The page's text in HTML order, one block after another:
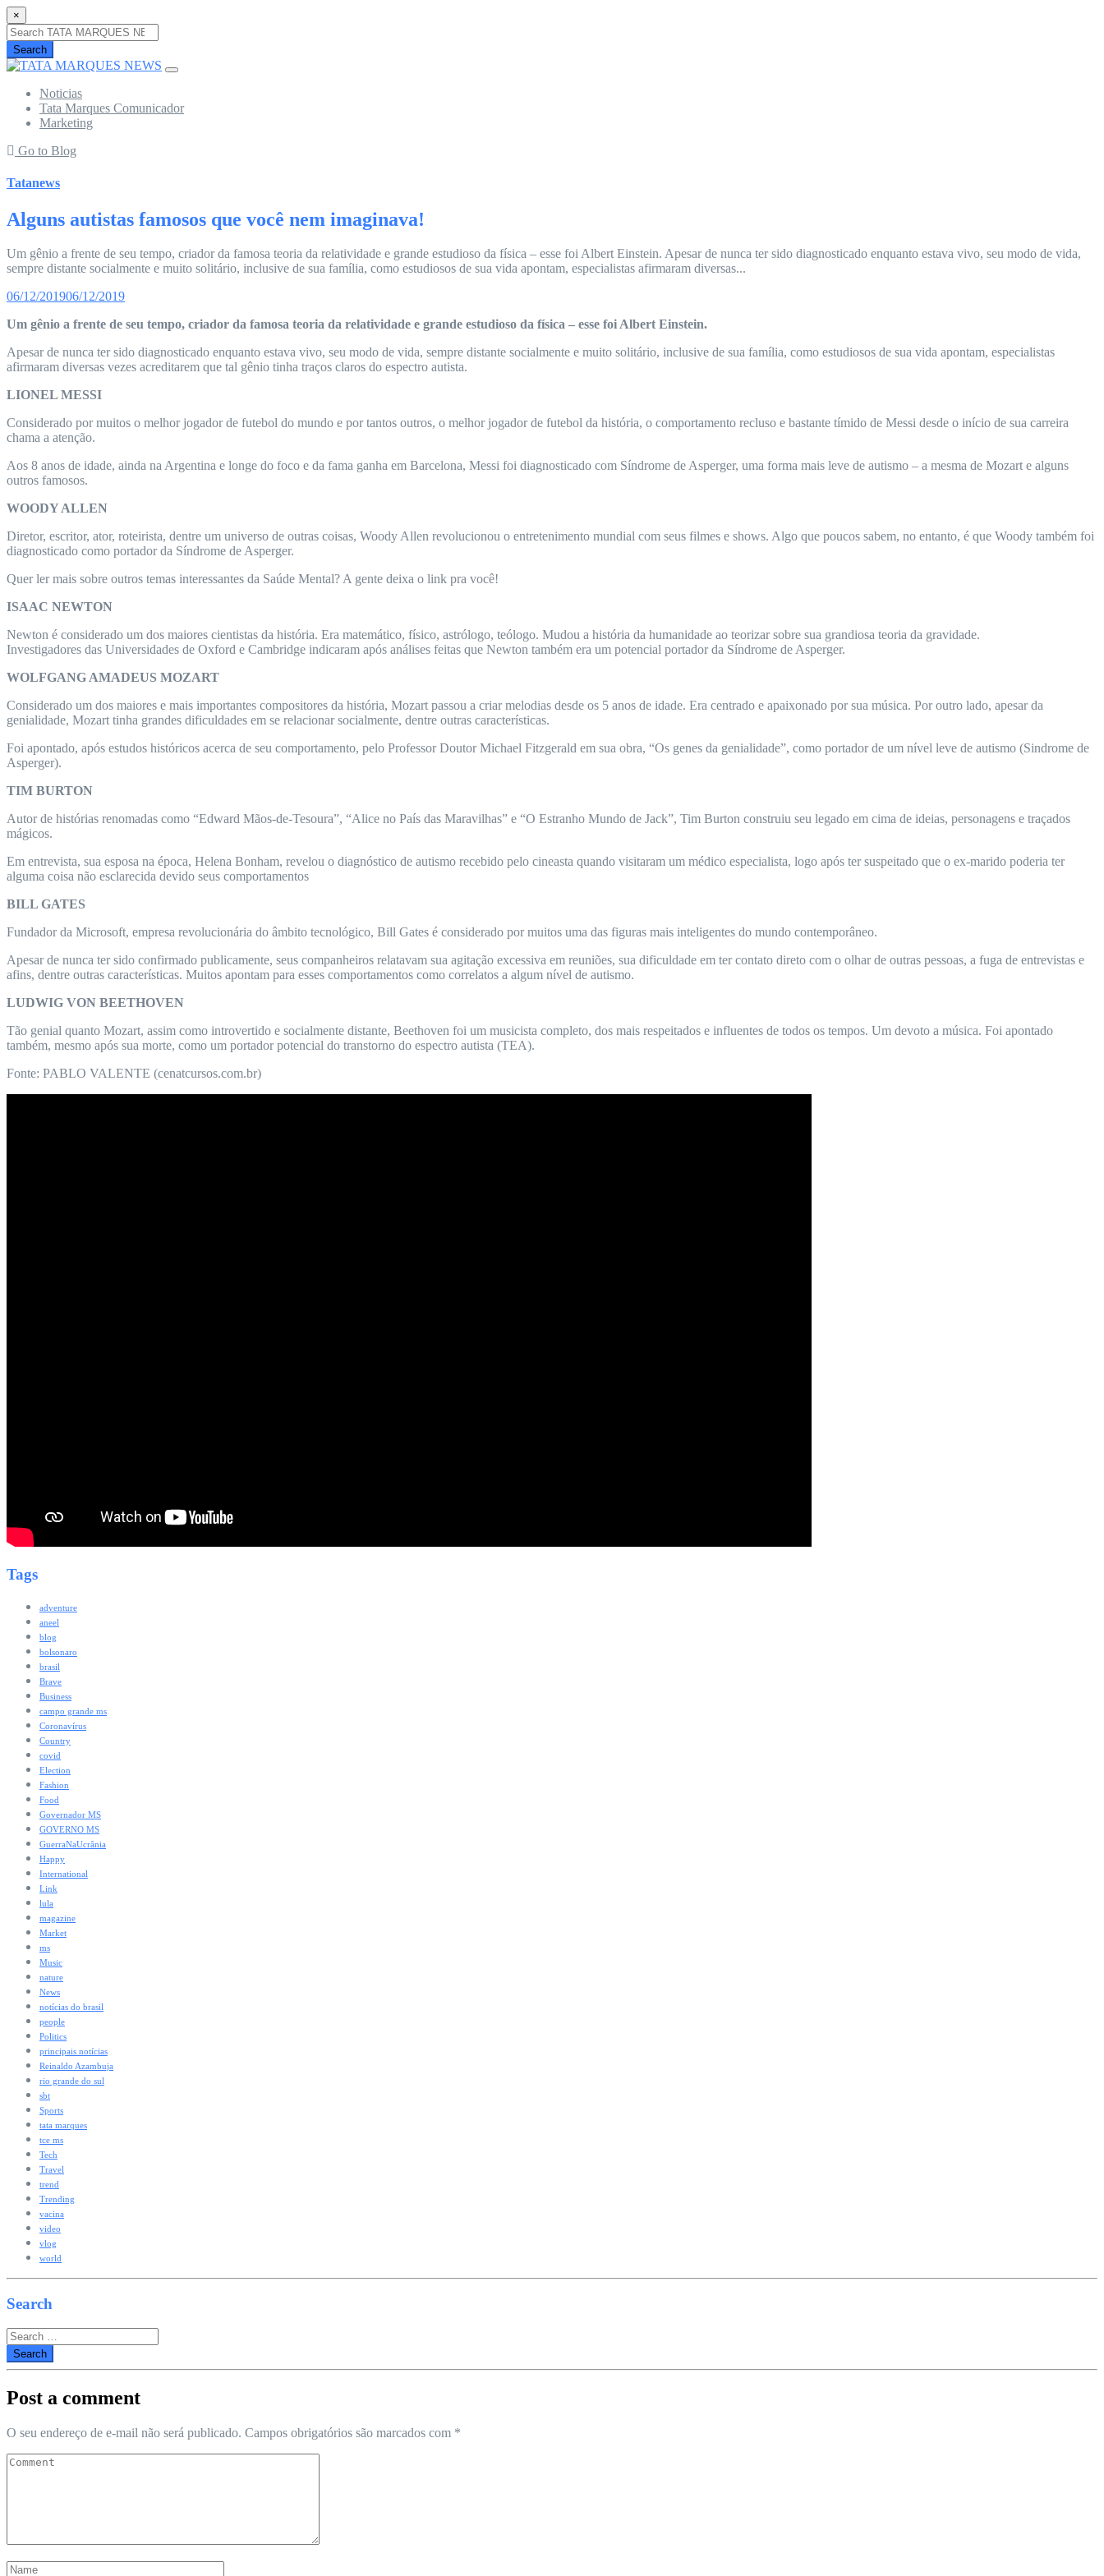
×
Search
Noticias
Tata Marques Comunicador
Marketing
Go to Blog
Tatanews
Alguns autistas famosos que você nem imaginava!
Um gênio a frente de seu tempo, criador da famosa teoria da relatividade e grande estudioso da física – esse foi Albert Einstein. Apesar de nunca ter sido diagnosticado enquanto estava vivo, seu modo de vida,
sempre distante socialmente e muito solitário, inclusive de sua família, como estudiosos de sua vida apontam, especialistas afirmaram diversas...
06/12/201906/12/2019
Um gênio a frente de seu tempo, criador da famosa teoria da relatividade e grande estudioso da física – esse foi Albert Einstein.
Apesar de nunca ter sido diagnosticado enquanto estava vivo, seu modo de vida, sempre distante socialmente e muito solitário, inclusive de sua família, como estudiosos de sua vida apontam, especialistas
afirmaram diversas vezes acreditarem que tal gênio tinha traços claros do espectro autista.
LIONEL MESSI
Considerado por muitos o melhor jogador de futebol do mundo e por tantos outros, o melhor jogador de futebol da história, o comportamento recluso e bastante tímido de Messi desde o início de sua carreira
chama a atenção.
Aos 8 anos de idade, ainda na Argentina e longe do foco e da fama ganha em Barcelona, Messi foi diagnosticado com Síndrome de Asperger, uma forma mais leve de autismo – a mesma de Mozart e alguns
outros famosos.
WOODY ALLEN
Diretor, escritor, ator, roteirista, dentre um universo de outras coisas, Woody Allen revolucionou o entretenimento mundial com seus filmes e shows. Algo que poucos sabem, no entanto, é que Woody também foi
diagnosticado como portador da Síndrome de Asperger.
Quer ler mais sobre outros temas interessantes da Saúde Mental? A gente deixa o link pra você!
ISAAC NEWTON
Newton é considerado um dos maiores cientistas da história. Era matemático, físico, astrólogo, teólogo. Mudou a história da humanidade ao teorizar sobre sua grandiosa teoria da gravidade.
Investigadores das Universidades de Oxford e Cambridge indicaram após análises feitas que Newton também era um potencial portador da Síndrome de Asperger.
WOLFGANG AMADEUS MOZART
Considerado um dos maiores e mais importantes compositores da história, Mozart passou a criar melodias desde os 5 anos de idade. Era centrado e apaixonado por sua música. Por outro lado, apesar da
genialidade, Mozart tinha grandes dificuldades em se relacionar socialmente, dentre outras características.
Foi apontado, após estudos históricos acerca de seu comportamento, pelo Professor Doutor Michael Fitzgerald em sua obra, “Os genes da genialidade”, como portador de um nível leve de autismo (Sindrome de
Asperger).
TIM BURTON
Autor de histórias renomadas como “Edward Mãos-de-Tesoura”, “Alice no País das Maravilhas” e “O Estranho Mundo de Jack”, Tim Burton construiu seu legado em cima de ideias, personagens e traçados
mágicos.
Em entrevista, sua esposa na época, Helena Bonham, revelou o diagnóstico de autismo recebido pelo cineasta quando visitaram um médico especialista, logo após ter suspeitado que o ex-marido poderia ter
alguma coisa não esclarecida devido seus comportamentos
BILL GATES
Fundador da Microsoft, empresa revolucionária do âmbito tecnológico, Bill Gates é considerado por muitos uma das figuras mais inteligentes do mundo contemporâneo.
Apesar de nunca ter sido confirmado publicamente, seus companheiros relatavam sua agitação excessiva em reuniões, sua dificuldade em ter contato direto com o olhar de outras pessoas, a fuga de entrevistas e
afins, dentre outras características. Muitos apontam para esses comportamentos como correlatos a algum nível de autismo.
LUDWIG VON BEETHOVEN
Tão genial quanto Mozart, assim como introvertido e socialmente distante, Beethoven foi um musicista completo, dos mais respeitados e influentes de todos os tempos. Um devoto a música. Foi apontado
também, mesmo após sua morte, como um portador potencial do transtorno do espectro autista (TEA).
Fonte: PABLO VALENTE (cenatcursos.com.br)
Tags
adventure
aneel
blog
bolsonaro
brasil
Brave
Business
campo grande ms
Coronavírus
Country
covid
Election
Fashion
Food
Governador MS
GOVERNO MS
GuerraNaUcrânia
Happy
International
Link
lula
magazine
Market
ms
Music
nature
News
notícias do brasil
people
Politics
principais notícias
Reinaldo Azambuja
rio grande do sul
sbt
Sports
tata marques
tce ms
Tech
Travel
trend
Trending
vacina
video
vlog
world
Search
Search
for:
Post a comment
O seu endereço de e-mail não será publicado. Campos obrigatórios são marcados com *